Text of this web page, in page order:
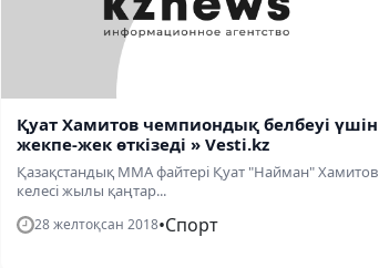
Қуат Хамитов чемпиондық белбеуі үшін
жекпе-жек өткізеді » Vesti.kz
Қазақстандық ММА файтері Қуат "Найман" Хамитов
келесі жылы қаңтар...
28 желтоқсан 2018•Спорт